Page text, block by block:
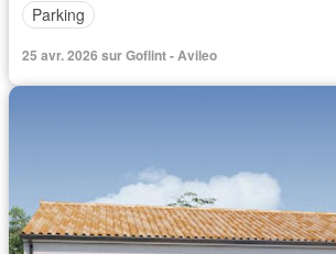
Parking
25 avr. 2026 sur Goflint - Avileo